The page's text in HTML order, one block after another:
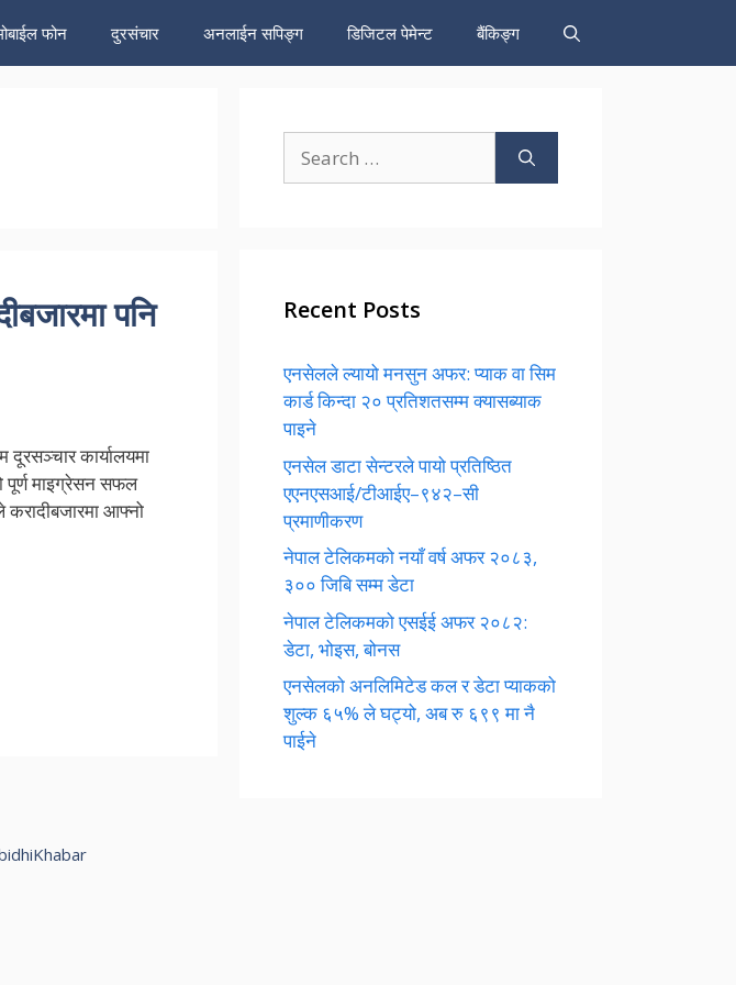
फोन दुरसंचार अनलाईन सपिङ्ग डिजिटल पेमेन्ट बैंकिङ्ग
पनि
कार्यालयमा
पूर्ण माइग्रेसन सफल
आफ्नो
for:
Recent Posts
एनसेलले ल्यायो मनसुन अफर: प्याक वा सिम
कार्ड किन्दा २० प्रतिशतसम्म क्यासब्याक
पाइने
एनसेल डाटा सेन्टरले पायो प्रतिष्ठित
एएनएसआई/टीआईए–९४२–सी
प्रमाणीकरण
नेपाल टेलिकमको नयाँ वर्ष अफर २०८३,
३०० जिबि सम्म डेटा
नेपाल टेलिकमको एसईई अफर २०८२:
डेटा, भोइस, बोनस
एनसेलको अनलिमिटेड कल र डेटा प्याकको
शुल्क ६५% ले घट्यो, अब रु ६९९ मा नै
पाईने